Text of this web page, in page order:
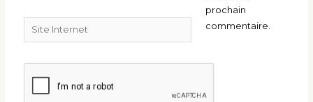
Site
Internet
prochain
commentaire.